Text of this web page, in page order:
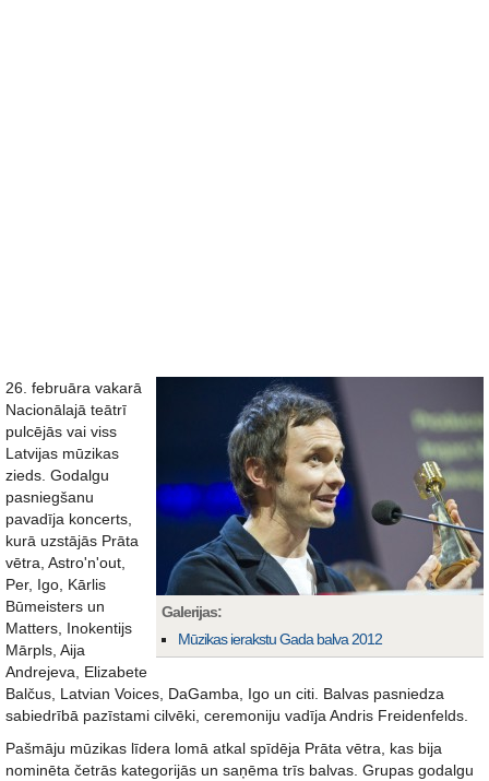
Galerijas:
Mūzikas ierakstu Gada balva 2012
26. februāra vakarā
Nacionālajā teātrī
pulcējās vai viss
Latvijas mūzikas
zieds. Godalgu
pasniegšanu
pavadīja koncerts,
kurā uzstājās Prāta
vētra, Astro'n'out,
Per, Igo, Kārlis
Būmeisters un
Matters, Inokentijs
Mārpls, Aija
Andrejeva, Elizabete
Balčus, Latvian Voices, DaGamba, Igo un citi. Balvas pasniedza
sabiedrībā pazīstami cilvēki, ceremoniju vadīja Andris Freidenfelds.
Pašmāju mūzikas līdera lomā atkal spīdēja Prāta vētra, kas bija
nominēta četrās kategorijās un saņēma trīs balvas. Grupas godalgu